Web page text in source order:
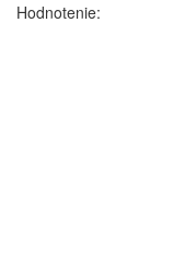
Hodnotenie: